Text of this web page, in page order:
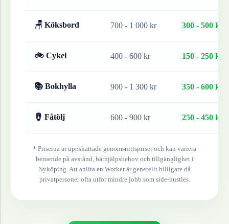
🪑 Köksbord 700 - 1 000 kr 300 - 500 kr
🚲 Cykel 400 - 600 kr 150 - 250 kr
📚 Bokhylla 900 - 1 300 kr 350 - 600 kr
🪘 Fåtölj 600 - 900 kr 250 - 450 kr
* Priserna är uppskattade genomsnittspriser och kan variera
beroende på avstånd, bärhjälpsbehov och tillgänglighet i
Nyköping. Att anlita en Worker är generellt billigare då
privatpersoner ofta utför mindre jobb som side-hustles.